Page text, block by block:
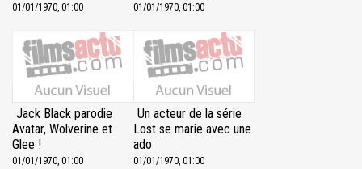
01/01/1970, 01:00 01/01/1970, 01:00
Jack Black parodie
Avatar, Wolverine et
Glee !
01/01/1970, 01:00
Un acteur de la série
Lost se marie avec une
ado
01/01/1970, 01:00